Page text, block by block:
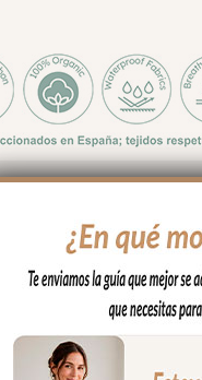
sillas ligeras o las
sillas que son estrechas.
en la zona de los pies
de plásticos
confort del bebé y